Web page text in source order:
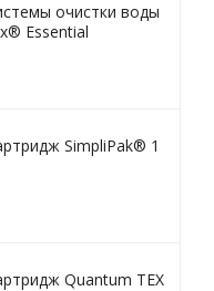
очистки воды
Essential
SimpliPak® 1
Quantum TEX